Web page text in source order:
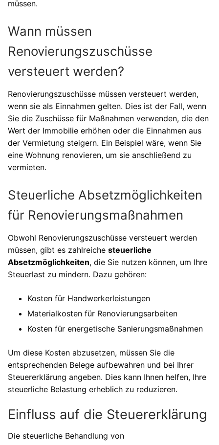
müssen.
Wann müssen
Renovierungszuschüsse
versteuert werden?
Renovierungszuschüsse müssen versteuert werden,
wenn sie als Einnahmen gelten. Dies ist der Fall, wenn
Sie die Zuschüsse für Maßnahmen verwenden, die den
Wert der Immobilie erhöhen oder die Einnahmen aus
der Vermietung steigern. Ein Beispiel wäre, wenn Sie
eine Wohnung renovieren, um sie anschließend zu
vermieten.
Steuerliche Absetzmöglichkeiten
für Renovierungsmaßnahmen
Obwohl Renovierungszuschüsse versteuert werden
müssen, gibt es zahlreiche steuerliche
Absetzmöglichkeiten, die Sie nutzen können, um Ihre
Steuerlast zu mindern. Dazu gehören:
Kosten für Handwerkerleistungen
Materialkosten für Renovierungsarbeiten
Kosten für energetische Sanierungsmaßnahmen
Um diese Kosten abzusetzen, müssen Sie die
entsprechenden Belege aufbewahren und bei Ihrer
Steuererklärung angeben. Dies kann Ihnen helfen, Ihre
steuerliche Belastung erheblich zu reduzieren.
Einfluss auf die Steuererklärung
Die steuerliche Behandlung von